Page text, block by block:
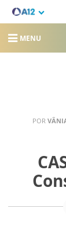
MENU
POR